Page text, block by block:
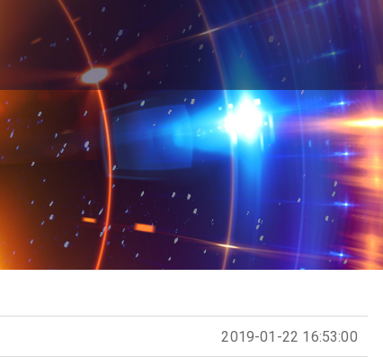
2019-01-22 16:53:00